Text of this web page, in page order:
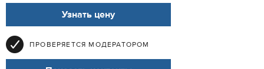
Узнать цену
ПРОВЕРЯЕТСЯ МОДЕРАТОРОМ